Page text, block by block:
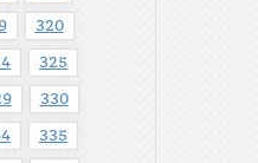
320
325
330
335